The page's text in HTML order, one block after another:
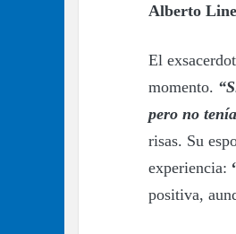
Alberto
El
momento.
pero no
risas. Su
experiencia:
positiva,